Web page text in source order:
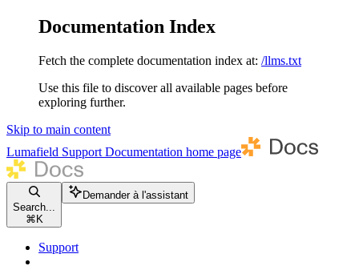
Documentation Index
Fetch the complete documentation index at: /llms.txt
Use this file to discover all available pages before
exploring further.
Skip to main content
Lumafield Support Documentation home page
Search...
⌘ K
Demander à l'assistant
Support